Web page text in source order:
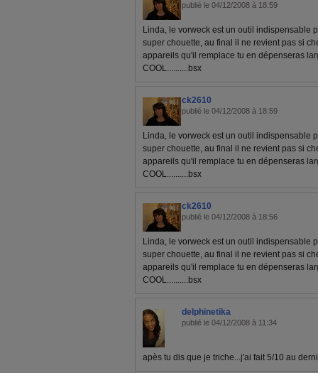
publié le 04/12/2008 à 18:59
Linda, le vorweck est un outil indispensable
super chouette, au final il ne revient pas si
appareils qu'il remplace tu en dépenseras
COOL..........bsx
ck2610
publié le 04/12/2008 à 18:59
Linda, le vorweck est un outil indispensable
super chouette, au final il ne revient pas si
appareils qu'il remplace tu en dépenseras
COOL..........bsx
ck2610
publié le 04/12/2008 à 18:56
Linda, le vorweck est un outil indispensable
super chouette, au final il ne revient pas si
appareils qu'il remplace tu en dépenseras
COOL..........bsx
delphinetika
publié le 04/12/2008 à 11:34
apès tu dis que je triche...j'ai fait 5/10 au